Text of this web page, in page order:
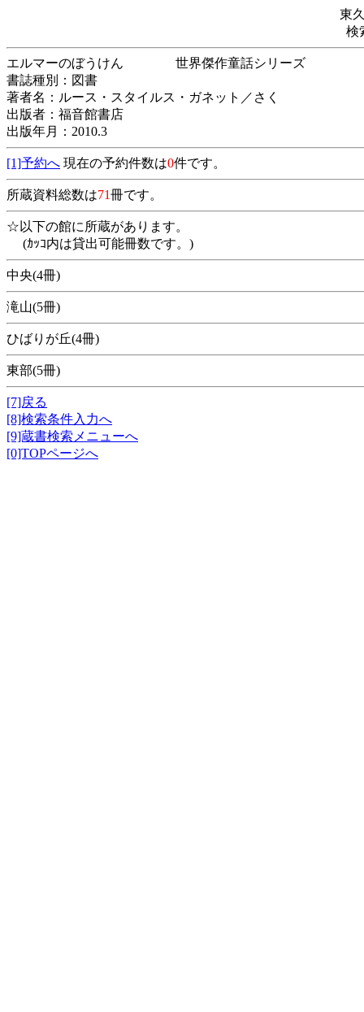
東
検
エルマーのぼうけん 世界傑作童話シリ
書誌種別：図書
著者名：ルース・スタイルス・ガネット／さく
出版者：福音館書店
出版年月：2010.3
[1]予約へ 現在の予約件数は0件です。
所蔵資料総数は71冊です。
☆以下の館に所蔵があります。
(ｶｯｺ内は貸出可能冊数です。)
中央(4冊)
滝山(5冊)
ひばりが丘(4冊)
東部(5冊)
[7]戻る
[8]検索条件入力へ
[9]蔵書検索メニューへ
[0]TOPページへ